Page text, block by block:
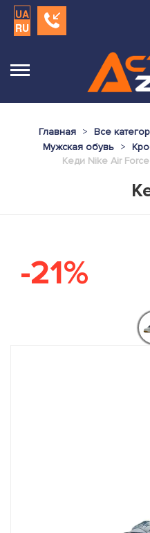
UA
RU
Главная Все
Мужская обувь
Кеди Nike Air
-21%